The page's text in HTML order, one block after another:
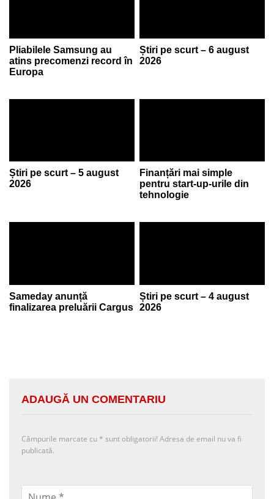
Pliabilele Samsung au
atins precomenzi record în
Europa
Știri pe scurt – 6 august
2026
Știri pe scurt – 5 august
2026
Finanțări mai simple
pentru start-up-urile din
tehnologie
Sameday anunță
finalizarea preluării Cargus
Știri pe scurt – 4 august
2026
ADAUGĂ UN COMENTARIU
Câmpurile marcate cu * sunt obligatorii! Adresa de email nu va fi
publicată.